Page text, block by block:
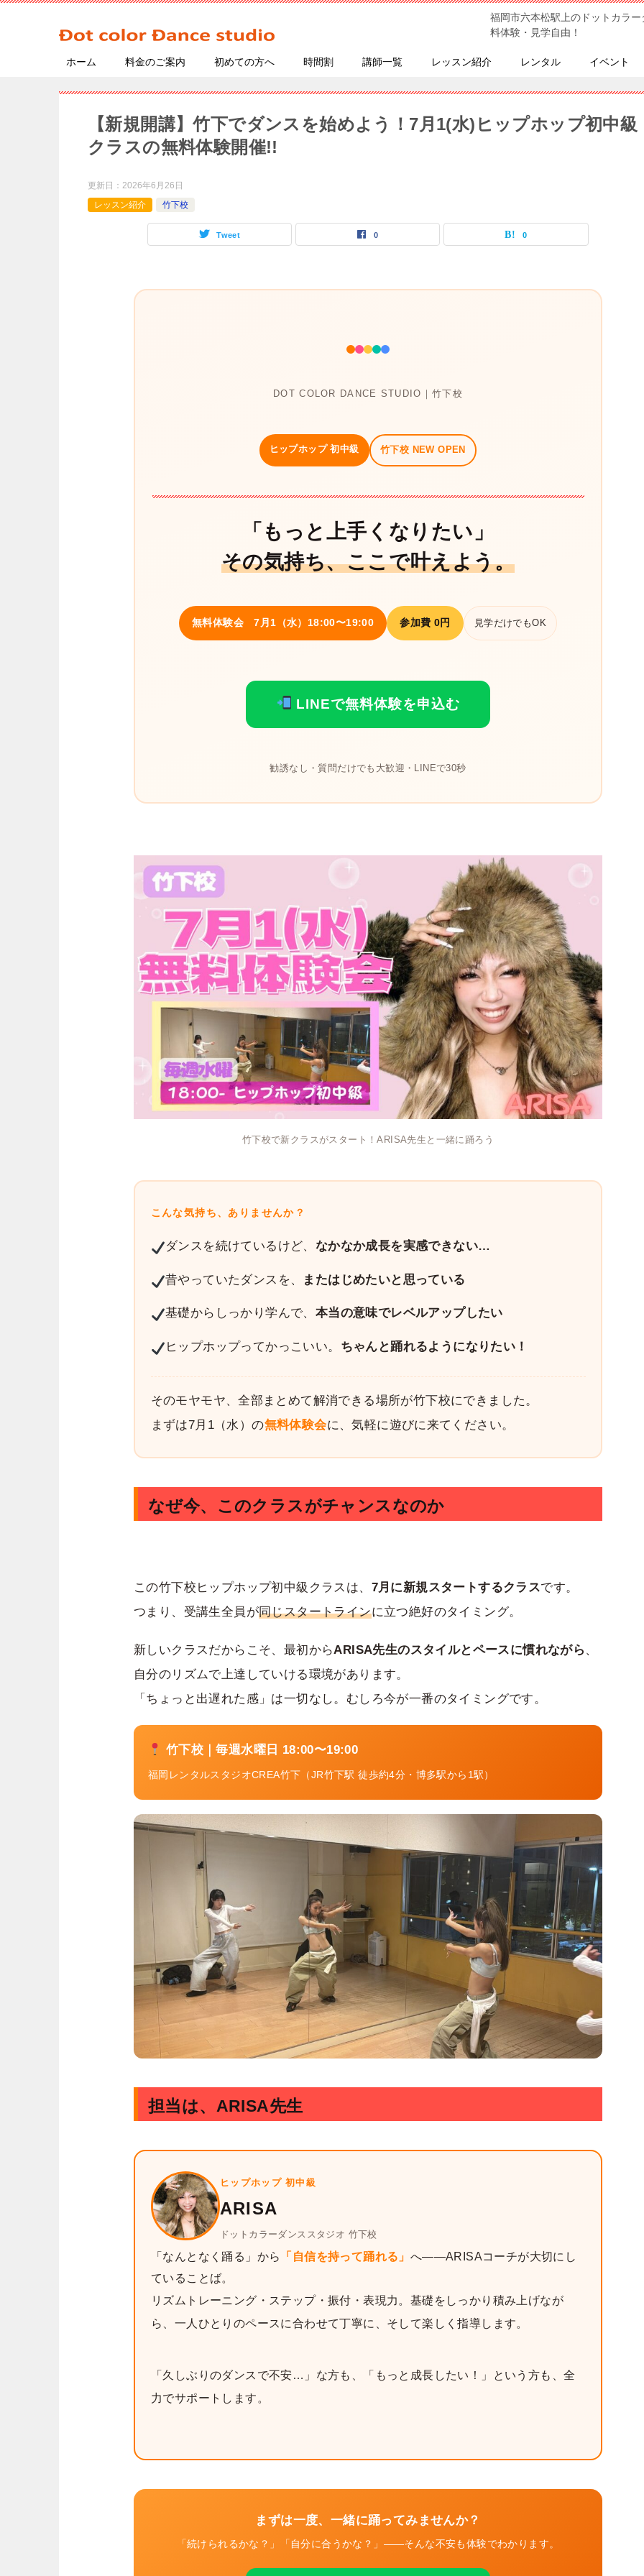
福岡市六本松駅上のドットカラ
料体験・見学自由！
ホーム 料金のご案内 初めての方へ 時間割 講師一覧 レッスン紹介 レンタル イベント
【新規開講】竹下でダンスを始めよう！7月1(水)ヒップホップ初中級
クラスの無料体験開催!!
更新日： 2026年6月26日
レッスン紹介
竹下校
Tweet 0 0
DOT COLOR DANCE STUDIO｜竹下校
ヒップホップ 初中級 竹下校 NEW OPEN
「もっと上手くなりたい」
その気持ち、ここで叶えよう。
無料体験会 7月1（水）18:00〜19:00 参加費 0円 見学だけでもOK
LINEで無料体験を申込む
勧誘なし・質問だけでも大歓迎・LINEで30秒
竹下校で新クラスがスタート！ARISA先生と一緒に踊ろう
こんな気持ち、ありませんか？
ダンスを続けているけど、 なかなか成長を実感できない…
昔やっていたダンスを、 またはじめたいと思っている
基礎からしっかり学んで、 本当の意味でレベルアップしたい
ヒップホップってかっこいい。 ちゃんと踊れるようになりたい！
そのモヤモヤ、全部まとめて解消できる場所が竹下校にできました。
まずは7月1（水）の無料体験会に、気軽に遊びに来てください。
なぜ今、このクラスがチャンスなのか
この竹下校ヒップホップ初中級クラスは、 7月に新規スタートするクラスです。
つまり、受講生全員が同じスタートラインに立つ絶好のタイミング。
新しいクラスだからこそ、最初からARISA先生のスタイルとペースに慣れながら 、
自分のリズムで上達していける環境があります。
「ちょっと出遅れた感」は一切なし。むしろ今が一番のタイミングです。
竹下校｜毎週水曜日 18:00〜19:00
福岡レンタルスタジオCREA竹下（JR竹下駅 徒歩約4分・博多駅から1駅）
担当は、ARISA先生
ヒップホップ 初中級
ARISA
ドットカラーダンススタジオ 竹下校
「なんとなく踊る」から 「自信を持って踊れる」 へ——ARISAコーチが大切にし
ていることば。
リズムトレーニング・ステップ・振付・表現力。基礎をしっかり積み上げなが
ら、一人ひとりのペースに合わせて丁寧に、そして楽しく指導します。
「久しぶりのダンスで不安…」な方も、「もっと成長したい！」という方も、全
力でサポートします。
まずは一度、一緒に踊ってみませんか？
「続けられるかな？」「自分に合うかな？」——そんな不安も体験でわかります。